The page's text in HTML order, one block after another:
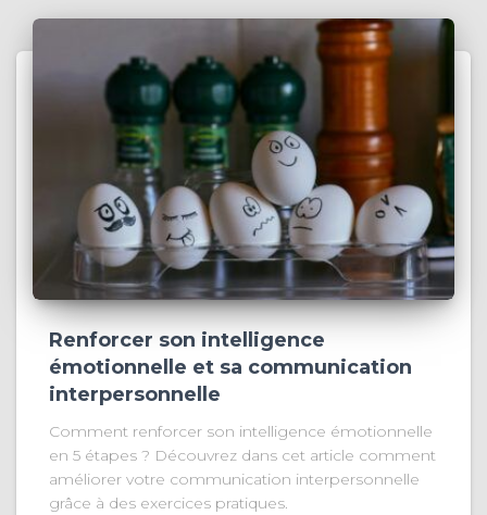
Renforcer son intelligence
émotionnelle et sa communication
interpersonnelle
Comment renforcer son intelligence émotionnelle
en 5 étapes ? Découvrez dans cet article comment
améliorer votre communication interpersonnelle
grâce à des exercices pratiques.